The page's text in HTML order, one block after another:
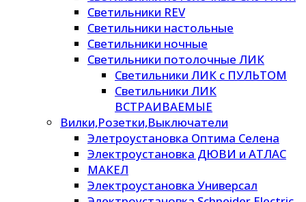
Светильники REV
Светильники настольные
Светильники ночные
Светильники потолочные ЛИК
Светильники ЛИК с ПУЛЬТОМ
Светильники ЛИК
ВСТРАИВАЕМЫЕ
Вилки,Розетки,Выключатели
Элетроустановка Оптима Селена
Электроустановка ДЮВИ и АТЛАС
МАКЕЛ
Электроустановка Универсал